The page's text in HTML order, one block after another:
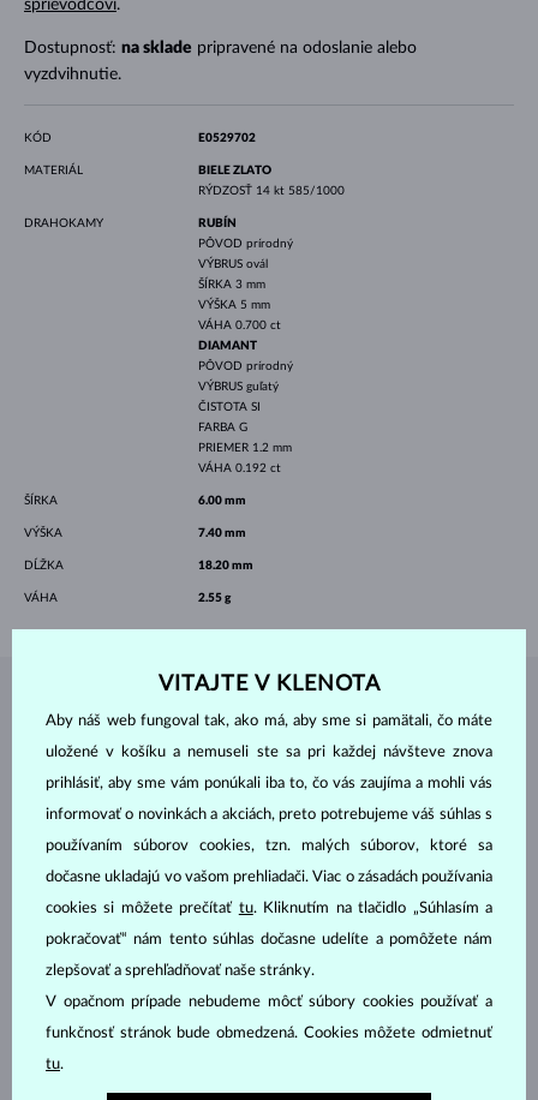
sprievodcovi.
Dostupnosť: na sklade pripravené na odoslanie alebo
vyzdvihnutie.
KÓD E0529702
MATERIÁL
BIELE ZLATO
RÝDZOSŤ 14 kt 585/1000
DRAHOKAMY
RUBÍN
PÔVOD prírodný
VÝBRUS ovál
ŠÍRKA 3 mm
VÝŠKA 5 mm
VÁHA 0.700 ct
DIAMANT
PÔVOD prírodný
VÝBRUS guľatý
ČISTOTA SI
FARBA G
PRIEMER 1.2 mm
VÁHA 0.192 ct
ŠÍRKA 6.00 mm
VÝŠKA 7.40 mm
DĹŽKA 18.20 mm
VÁHA 2.55 g
ŠPERKY ZATELIÉRU KLENOTA
VITAJTE V KLENOTA
Aby náš web fungoval tak, ako má, aby sme si pamätali, čo máte
uložené v košíku a nemuseli ste sa pri každej návšteve znova
prihlásiť, aby sme vám ponúkali iba to, čo vás zaujíma a mohli vás
informovať o novinkách a akciách, preto potrebujeme váš súhlas s
používaním súborov cookies, tzn. malých súborov, ktoré sa
dočasne ukladajú vo vašom prehliadači. Viac o zásadách používania
cookies si môžete prečítať tu. Kliknutím na tlačidlo „Súhlasím a
pokračovať“ nám tento súhlas dočasne udelíte a pomôžete nám
zlepšovať a sprehľadňovať naše stránky.
V opačnom prípade nebudeme môcť súbory cookies používať a
funkčnosť stránok bude obmedzená. Cookies môžete odmietnuť
tu.